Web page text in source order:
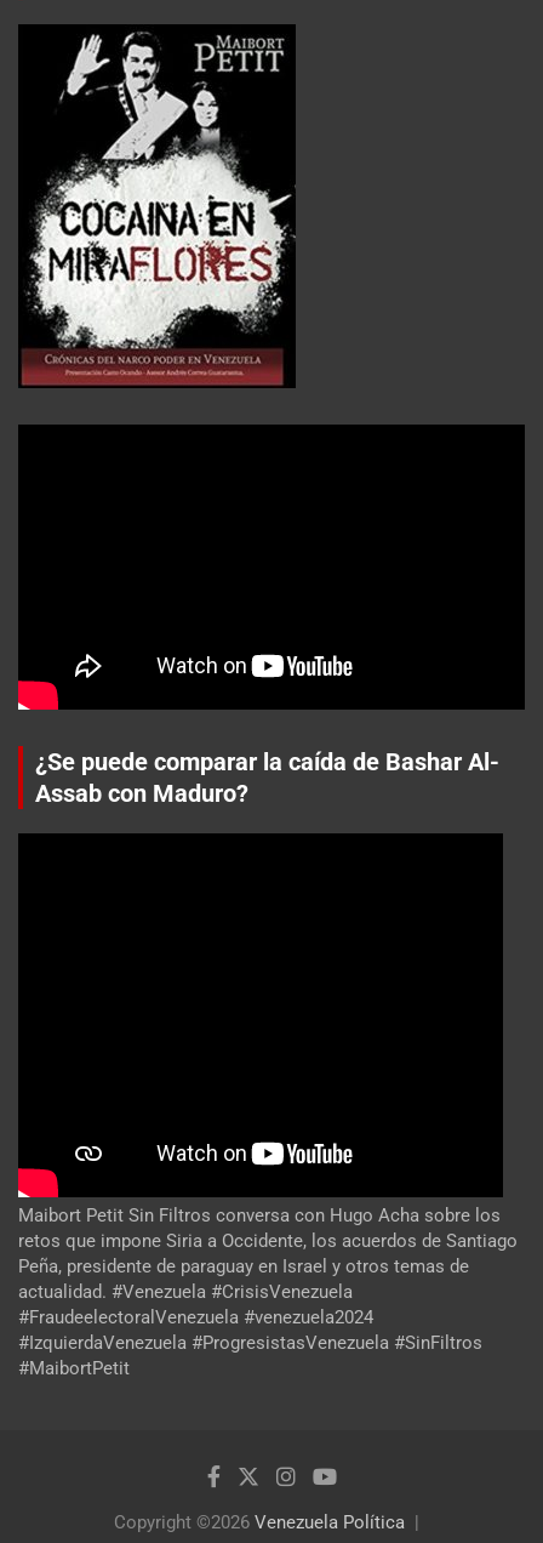
¿Se puede comparar la caída de Bashar Al-
Assab con Maduro?
Maibort Petit Sin Filtros conversa con Hugo Acha sobre los
retos que impone Siria a Occidente, los acuerdos de Santiago
Peña, presidente de paraguay en Israel y otros temas de
actualidad. #Venezuela #CrisisVenezuela
#FraudeelectoralVenezuela #venezuela2024
#IzquierdaVenezuela #ProgresistasVenezuela #SinFiltros
#MaibortPetit
Copyright ©2026 Venezuela Política